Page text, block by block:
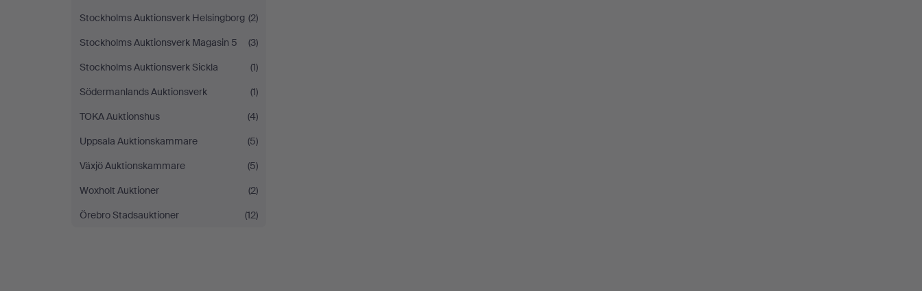
Stockholms Auktionsverk Helsingborg (2)
Stockholms Auktionsverk Magasin 5
(3)
Stockholms Auktionsverk Sickla
(1)
Södermanlands Auktionsverk
(1)
TOKA Auktionshus
(4)
Uppsala Auktionskammare
(5)
Växjö Auktionskammare
(5)
Woxholt Auktioner
(2)
Örebro Stadsauktioner
(12)